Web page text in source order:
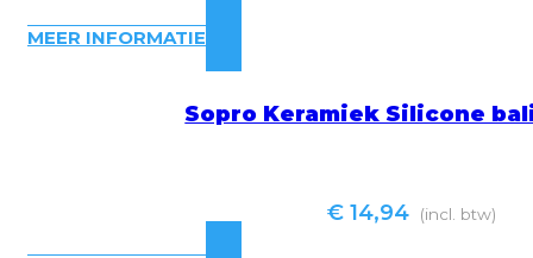
MEER INFORMATIE
Sopro Keramiek Silicone
€14,94 (incl. btw)